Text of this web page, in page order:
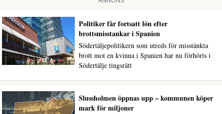
Politiker får fortsatt lön efter
brottsmisstankar i Spanien
Södertäljepolitikern som utreds för misstänkta
brott mot en kvinna i Spanien har nu förhörts i
Södertälje tingsrätt
Slussholmen öppnas upp – kommunen köper
mark för miljoner